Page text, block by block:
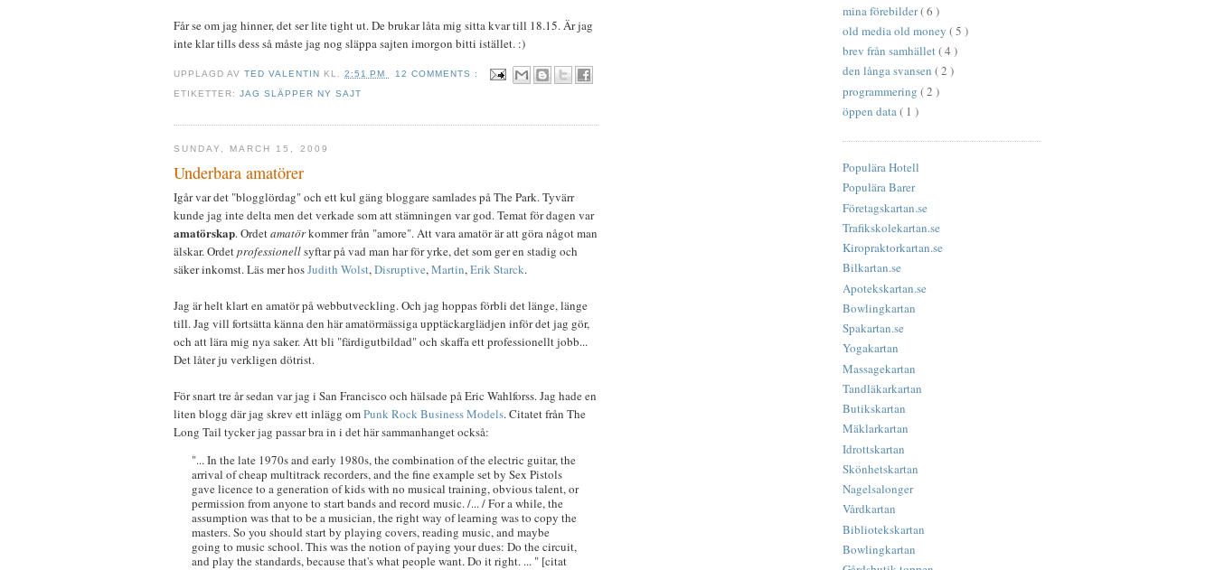
Får se om jag hinner, det ser lite tight ut. De brukar låta mig sitta kvar till 18.15. Är jag
inte klar tills dess så måste jag nog släppa sajten imorgon bitti istället. :)
UPPLAGD AVTED VALENTIN KL.2:51 PM
12 COMMENTS :
ETIKETTER:JAG SLÄPPER NY SAJT
SUNDAY, MARCH 15, 2009
Underbara amatörer
Igår var det "blogglördag" och ett kul gäng bloggare samlades på The Park. Tyvärr
kunde jag inte delta men det verkade som att stämningen var god. Temat för dagen var
amatörskap. Ordetamatörkommer från "amore". Att vara amatör är att göra något man
älskar. Ordetprofessionellsyftar på vad man har för yrke, det som ger en stadig och
säker inkomst. Läs mer hosJudith Wolst,Disruptive,Martin,Erik Starck.
Jag är helt klart en amatör på webbutveckling. Och jag hoppas förbli det länge, länge
till. Jag vill fortsätta känna den här amatörmässiga upptäckarglädjen inför det jag gör,
och att lära mig nya saker. Att bli "färdigutbildad" och skaffa ett professionellt jobb...
Det låter ju verkligen dötrist.
För snart tre år sedan var jag i San Francisco och hälsade på Eric Wahlforss. Jag hade en
liten blogg där jag skrev ett inlägg omPunk Rock Business Models. Citatet från The
Long Tail tycker jag passar bra in i det här sammanhanget också:
"... In the late 1970s and early 1980s, the combination of the electric guitar, the
arrival of cheap multitrack recorders, and the fine example set by Sex Pistols
gave licence to a generation of kids with no musical training, obvious talent, or
permission from anyone to start bands and record music. /... / For a while, the
assumption was that to be a musician, the right way of learning was to copy the
masters. So you should start by playing covers, reading music, and maybe
going to music school. This was the notion of paying your dues: Do the circuit,
and play the standards, because that's what people want. Do it right. ... " [citat
mina förebilder( 6 )
old media old money ( 5 )
brev från samhället( 4 )
den långa svansen ( 2 )
programmering ( 2 )
öppen data( 1 )
Populära Hotell
Populära Barer
Företagskartan.se
Trafikskolekartan.se
Kiropraktorkartan.se
Bilkartan.se
Apotekskartan.se
Bowlingkartan
Spakartan.se
Yogakartan
Massagekartan
Tandläkarkartan
Butikskartan
Mäklarkartan
Idrottskartan
Skönhetskartan
Nagelsalonger
Vårdkartan
Bibliotekskartan
Bowlingkartan